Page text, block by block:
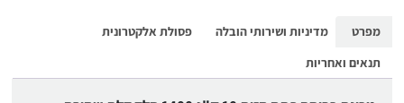
מפרט מדיניות ושירותי הובלה
פסולת אלקטרונית
תנאים ואחריות